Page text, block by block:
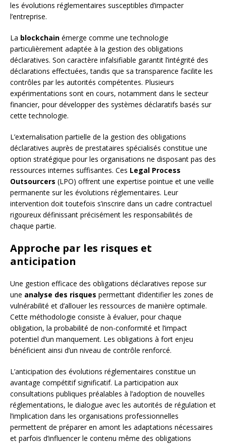
les évolutions réglementaires susceptibles d’impacter
l’entreprise.
La blockchain émerge comme une technologie
particulièrement adaptée à la gestion des obligations
déclaratives. Son caractère infalsifiable garantit l’intégrité des
déclarations effectuées, tandis que sa transparence facilite les
contrôles par les autorités compétentes. Plusieurs
expérimentations sont en cours, notamment dans le secteur
financier, pour développer des systèmes déclaratifs basés sur
cette technologie.
L’externalisation partielle de la gestion des obligations
déclaratives auprès de prestataires spécialisés constitue une
option stratégique pour les organisations ne disposant pas des
ressources internes suffisantes. Ces Legal Process
Outsourcers (LPO) offrent une expertise pointue et une veille
permanente sur les évolutions réglementaires. Leur
intervention doit toutefois s’inscrire dans un cadre contractuel
rigoureux définissant précisément les responsabilités de
chaque partie.
Approche par les risques et
anticipation
Une gestion efficace des obligations déclaratives repose sur
une analyse des risques permettant d’identifier les zones de
vulnérabilité et d’allouer les ressources de manière optimale.
Cette méthodologie consiste à évaluer, pour chaque
obligation, la probabilité de non-conformité et l’impact
potentiel d’un manquement. Les obligations à fort enjeu
bénéficient ainsi d’un niveau de contrôle renforcé.
L’anticipation des évolutions réglementaires constitue un
avantage compétitif significatif. La participation aux
consultations publiques préalables à l’adoption de nouvelles
réglementations, le dialogue avec les autorités de régulation et
l’implication dans les organisations professionnelles
permettent de préparer en amont les adaptations nécessaires
et parfois d’influencer le contenu même des obligations